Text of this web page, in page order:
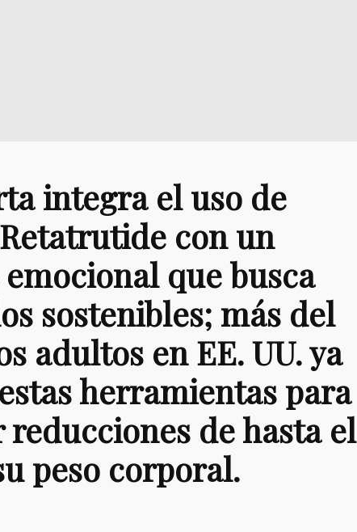
integra el uso de
con un
que busca
sostenibles; más del
adultos en EE. UU. ya
herramientas para
reducciones de hasta el
peso corporal.